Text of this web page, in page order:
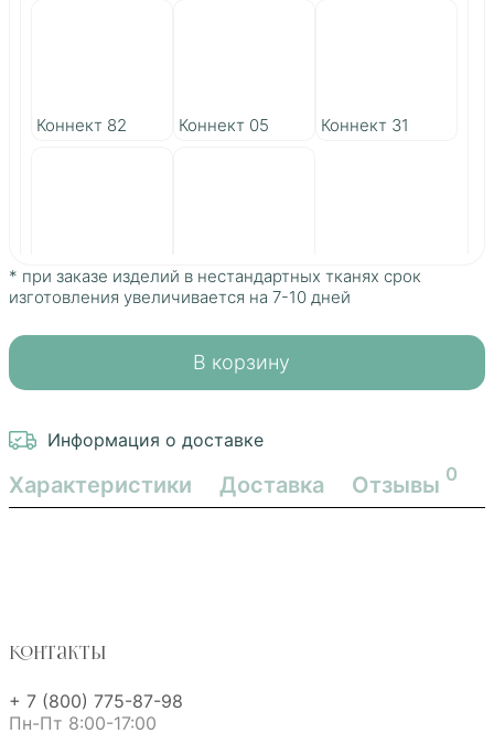
Коннект 82 Коннект 05 Коннект 31
Galaxy ultra 113
Адилет
Коннект 43
* при заказе изделий в нестандартных тканях срок
изготовления увеличивается на 7-10 дней
В корзину
Информация о доставке
Характеристики Доставка Отзывы 0
Контакты
+ 7 (800) 775-87-98
Пн-Пт 8:00-17:00